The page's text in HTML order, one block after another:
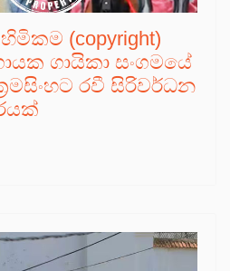
(copyright)
ගායිකා සංගමයේ
රවී සිරිවර්ධන